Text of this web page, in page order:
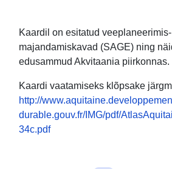
hetkeseis
kaardi
(WMS): Atlas
Vee
Kaardil on esitatud
majandamiskavad (SAGE) ning
edusammud Akvitaania piirkonnas.
Kaardi vaatamiseks klõpsake
http://
durable.gouv.fr/IMG/pdf/
34c.pdf